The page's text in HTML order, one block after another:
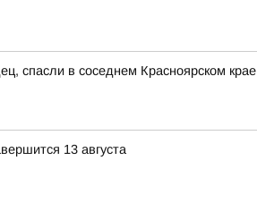
спасли в соседнем Красноярском крае
13 августа